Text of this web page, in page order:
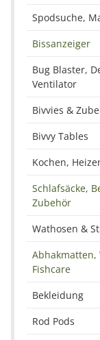
Spodsuche,
Bissanzeiger
Bug Blaster,
Ventilator
Bivvies &
Bivvy Tables
Kochen,
Schlafsäcke,
Zubehör
Wathosen &
Abhakmatten,
Fishcare
Bekleidung
Rod Pods